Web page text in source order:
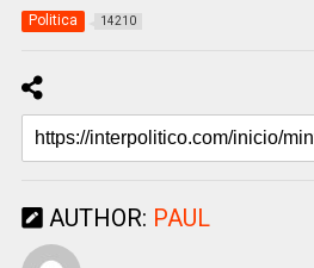
Politica 14210
AUTHOR: PAUL